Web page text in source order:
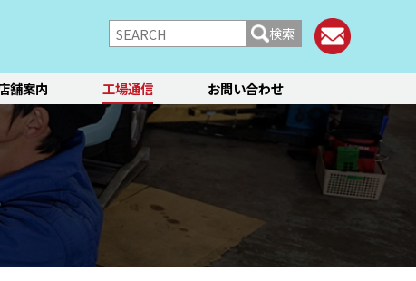
検索
ント点検・調整
オイル交換
12か月点検/24か月点検
ティーン
ステージ3／リフレッシュ
フィアット／アバルト
シャーシ
ブレーキ
快適装備
レンタカー
舗案内 工場通信 お問い合わせ